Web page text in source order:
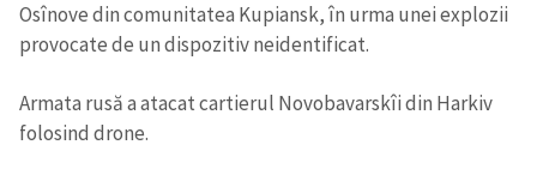
Osînove din comunitatea Kupiansk, în urma unei explozii
provocate de un dispozitiv neidentificat.
Armata rusă a atacat cartierul Novobavarskîi din Harkiv
folosind drone.